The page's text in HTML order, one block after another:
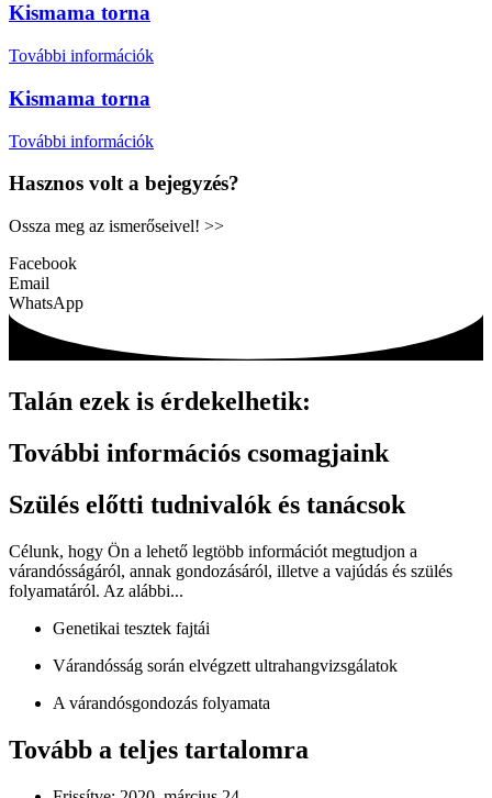
Kismama torna
További információk
Kismama torna
További információk
Hasznos volt a bejegyzés?
Ossza meg az ismerőseivel! >>
Facebook
Email
WhatsApp
Talán ezek is érdekelhetik:
További információs csomagjaink
Szülés előtti tudnivalók és tanácsok
Célunk, hogy Ön a lehető legtöbb információt megtudjon a
várandósságáról, annak gondozásáról, illetve a vajúdás és szülés
folyamatáról. Az alábbi...
Genetikai tesztek fajtái
Várandósság során elvégzett ultrahangvizsgálatok
A várandósgondozás folyamata
Tovább a teljes tartalomra